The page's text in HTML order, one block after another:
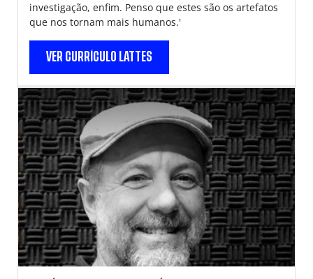
investigação, enfim. Penso que estes são os artefatos
que nos tornam mais humanos.'
VER CURRÍCULO LATTES